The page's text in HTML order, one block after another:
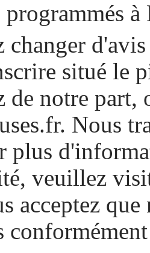
programmés
changer
situé le
de notre part,
Nous
plus
veuillez
acceptez